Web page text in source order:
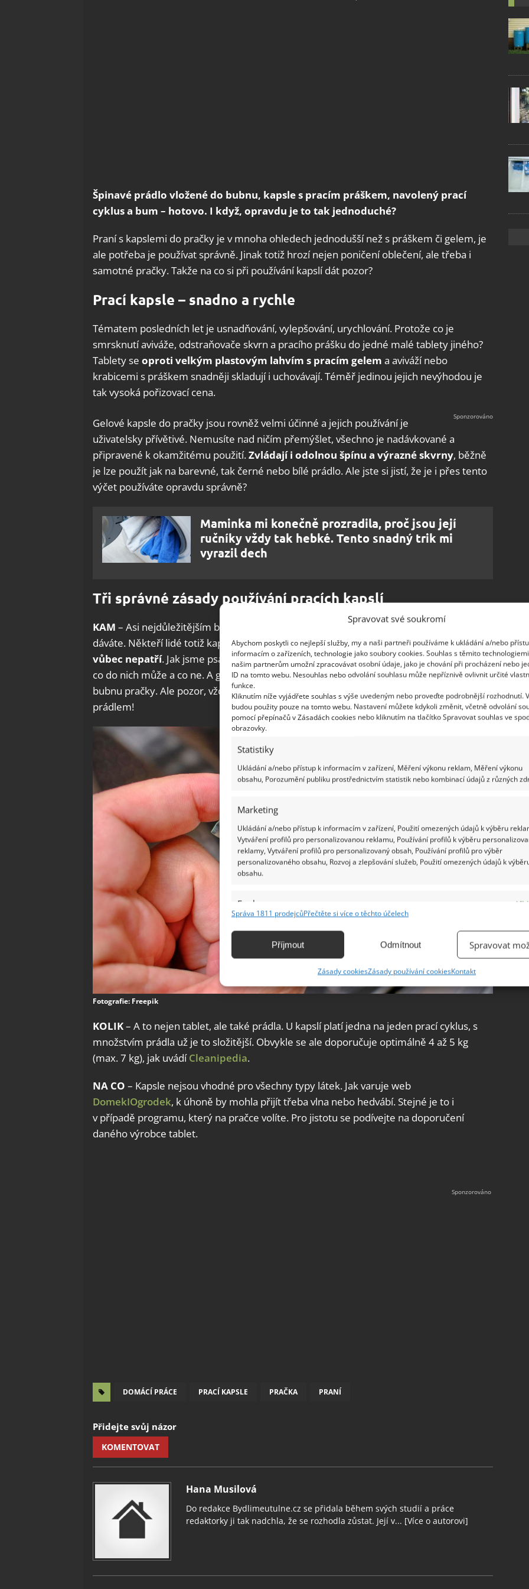
Spravovat své soukromí
Abychom poskytli co nejlepší služby, my a naši partneři používáme k ukládání a/nebo
informacím o zařízeních, technologie jako soubory cookies. Souhlas s těmito
našim partnerům umožní zpracovávat osobní údaje, jako je chování při procházení nebo
ID na tomto webu. Nesouhlas nebo odvolání souhlasu může nepříznivě ovlivnit určité
funkce.
Kliknutím níže vyjádřete souhlas s výše uvedeným nebo proveďte podrobnější rozhodnutí.
budou použity pouze na tomto webu. Nastavení můžete kdykoli změnit, včetně odvolání
pomocí přepínačů v Zásadách cookies nebo kliknutím na tlačítko Spravovat souhlas ve
obrazovky.
Statistiky
Ukládání a/nebo přístup k informacím v zařízení, Měření výkonu reklam, Měření výkonu
obsahu, Porozumění publiku prostřednictvím statistik nebo kombinací údajů z různých
Marketing
Ukládání a/nebo přístup k informacím v zařízení, Použití omezených údajů k výběru
Vytváření profilů pro personalizovanou reklamu, Používání profilů k výběru
reklamy, Vytváření profilů pro personalizovaný obsah, Používání profilů pro výběr
personalizovaného obsahu, Rozvoj a zlepšování služeb, Použití omezených údajů k
obsahu.
Funkce
Identifikace zařízení na základě automaticky přenášených informací.
základě aktivně vyžádaných informací.
odstraňování chyb, Poskytování a zobrazování reklamy a obsahu,
Ukládání a sdělování voleb ochrany osobních údajů.
Správa 1811 prodejcůPřečtěte si více o těchto účelech
Příjmout Odmítnout Spravovat
Zásady cookiesZásady používání cookiesKontakt
Špinavé prádlo vložené do bubnu, kapsle s pracím práškem, navolený prací
cyklus a bum – hotovo. I když, opravdu je to tak jednoduché?
Praní s kapslemi do pračky je v mnoha ohledech jednodušší než s práškem či gelem, je
ale potřeba je používat správně. Jinak totiž hrozí nejen poničení oblečení, ale třeba i
samotné pračky. Takže na co si při používání kapslí dát pozor?
Prací kapsle – snadno a rychle
Tématem posledních let je usnadňování, vylepšování, urychlování. Protože co je
smrsknutí aviváže, odstraňovače skvrn a pracího prášku do jedné malé tablety jiného?
Tablety se oproti velkým plastovým lahvím s pracím gelem a aviváží nebo
krabicemi s práškem snadněji skladují i uchovávají. Téměř jedinou jejich nevýhodou je
tak vysoká pořizovací cena.
Gelové kapsle do pračky jsou rovněž velmi účinné a jejich používání je
uživatelsky přívětivé. Nemusíte nad ničím přemýšlet, všechno je nadávkované a
připravené k okamžitému použití.Zvládají i odolnou špínu a výrazné skvrny, běžně
je lze použít jak na barevné, tak černé nebo bílé prádlo. Ale jste si jistí, že je i přes tento
výčet používáte opravdu správně?
Maminka mi konečně prozradila, proč jsou její
ručníky vždy tak hebké. Tento snadný trik mi
vyrazil dech
Tři správné zásady používání pracích kapslí
KAM – Asi nejdůležitějším bodem používání gelových kapslí na praní prádla je, kam je
dáváte. Někteří lidé totiž kapsle vkládají do přihrádekv šuplíku pračky,ačkoliv sem
vůbec nepatří. Jak jsme psali již dříve na BydlímeÚtulně, upřihrádekje striktně dané,
co do nich může a co ne. A gelová kapsle to rozhodně není – ta se umisťuje přímo do
bubnu pračky. Ale pozor, vždycky ji vhoďte dovnitř ještě před naplněním pračky
prádlem!
Fotografie: Freepik
KOLIK– A to nejen tablet, ale také prádla. U kapslí platí jedna na jeden prací cyklus, s
množstvím prádla už je to složitější. Obvykle se ale doporučuje optimálně 4 až 5 kg
(max. 7 kg), jak uvádíCleanipedia.
NA CO – Kapsle nejsou vhodné pro všechny typy látek. Jak varuje web
DomekIOgrodek, k úhoně by mohla přijít třeba vlna nebo hedvábí. Stejné je to i
v případě programu, který na pračce volíte. Pro jistotu se podívejte na doporučení
daného výrobce tablet.
DOMÁCÍ PRÁCE PRACÍ KAPSLE PRAČKA PRANÍ
Přidejte svůj názor
KOMENTOVAT
Hana Musilová
Do redakce Bydlimeutulne.cz se přidala během svých studií a práce
redaktorky ji tak nadchla, že se rozhodla zůstat. Její v... [Více o autorovi]